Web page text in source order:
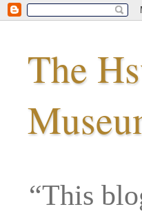
The
“This